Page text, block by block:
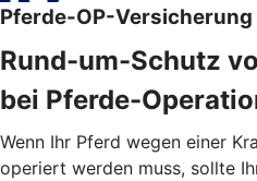
Pferde-OP-Versicherung
Rund-um-Schutz
bei Pferde-
Wenn Ihr Pferd wegen einer
operiert werden muss, sollte